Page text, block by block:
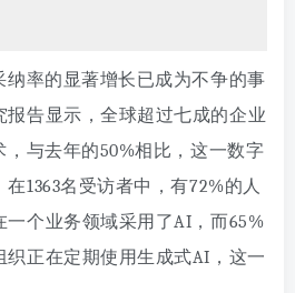
率的显著增长已成为不争的事
报告显示，全球超过七成的企业
与去年的50%相比，这一数字
1363名受访者中，有72%的人
一个业务领域采用了AI，而65%
织正在定期使用生成式AI，这一